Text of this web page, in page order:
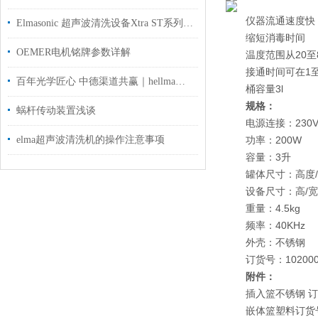
Elmasonic 超声波清洗设备Xtra ST系列分享
OEMER电机铭牌参数详解
百年光学匠心 中德渠道共赢｜hellma比色皿品牌2026品牌解析
蜗杆传动装置浅谈
elma超声波清洗机的操作注意事项
仪器流通速度快
缩短消毒时间
温度范围从20至
接通时间可在1
桶容量3l
规格 ：
电源连接：
功率：200W
容量：3升
罐体尺寸：高
设备尺寸：高/
重量：4.5kg
频率：40KHz
外壳：不锈钢
订货号：
附件：
插入篮不锈钢
嵌体篮塑料订